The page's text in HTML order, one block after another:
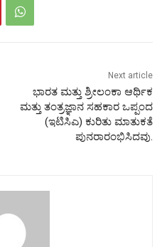
Next article
ಭಾರತ ಮತ್ತು ಶ್ರೀಲಂಕಾ ಆರ್ಥಿಕ
ಮತ್ತು ತಂತ್ರಜ್ಞಾನ ಸಹಕಾರ ಒಪ್ಪಂದ
(ಇಟಿಸಿಎ) ಕುರಿತು ಮಾತುಕತೆ
ಪುನರಾರಂಭಿಸಿದವು.